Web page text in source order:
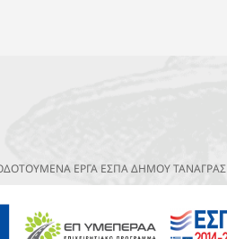
ΕΡΓΑ ΕΣΠΑ ΔΗΜΟΥ ΤΑΝΑΓΡΑΣ